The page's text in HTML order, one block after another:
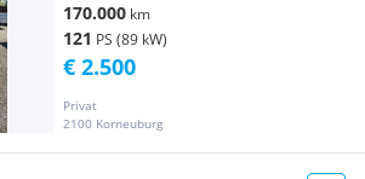
170.000 km
121 PS (89 kW)
Privat
2100 Korneuburg
€ 2.500